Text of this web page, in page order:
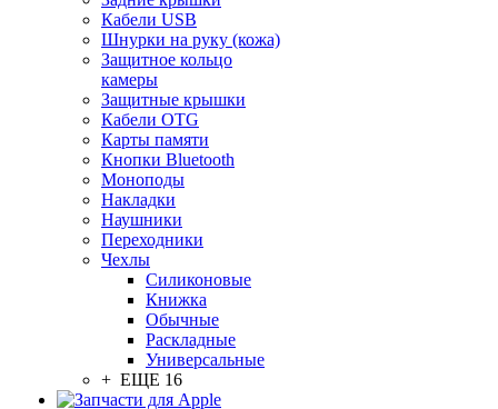
Кабели USB
Шнурки на руку (кожа)
Защитное кольцо
камеры
Защитные крышки
Кабели OTG
Карты памяти
Кнопки Bluetooth
Моноподы
Накладки
Наушники
Переходники
Чехлы
Силиконовые
Книжка
Обычные
Раскладные
Универсальные
+ ЕЩЕ 16